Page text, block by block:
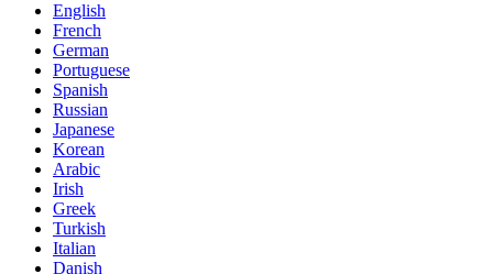
English
French
German
Portuguese
Spanish
Russian
Japanese
Korean
Arabic
Irish
Greek
Turkish
Italian
Danish